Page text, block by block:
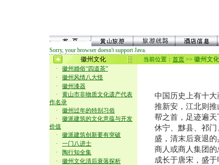
Sorry, your browser doesn't support Java.
徽州文化
·
徽州婚俗“四道茶”
·
徽州风情八大怪
·
徽州漆器
·
黄山市非物质文化遗产代表
作名录
·
徽州过年的特别习俗
·
徽派建筑的文化意蕴与开发
价值
·
徽派建筑创新要有突破
·
一门八进士
·
陶行知全集
·
徽州文化清后衰落探析
当前位置： 首页 >> 徽州文化
中国历史上有十
推新安，江北则
帮之首，足迹遍
休宁、黟县、祁
盛，清末后衰退
商人或商人集团的
成长于唐宋，盛